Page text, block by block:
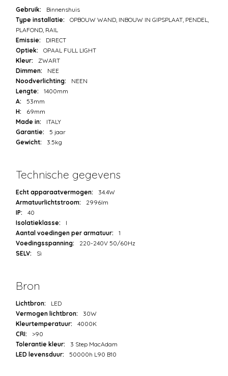
Gebruik:
Binnenshuis
Type installatie:
OPBOUW WAND, INBOUW IN GIPSPLAAT, PENDEL,
PLAFOND, RAIL
Emissie:
DIRECT
Optiek:
OPAAL FULL LIGHT
Kleur:
ZWART
Dimmen:
NEE
Noodverlichting:
NEEN
Lengte:
1400mm
A:
53mm
H:
69mm
Made in:
ITALY
Garantie:
5 jaar
Gewicht:
3.5kg
Technische gegevens
Echt apparaatvermogen:
34.4W
Armatuurlichtstroom:
2996lm
IP:
40
Isolatieklasse:
I
Aantal voedingen per armatuur:
1
Voedingsspanning:
220-240V 50/60Hz
SELV:
Sì
Bron
Lichtbron:
LED
Vermogen lichtbron:
30W
Kleurtemperatuur:
4000K
CRI:
>90
Tolerantie kleur:
3 Step MacAdam
LED levensduur:
50000h L90 B10